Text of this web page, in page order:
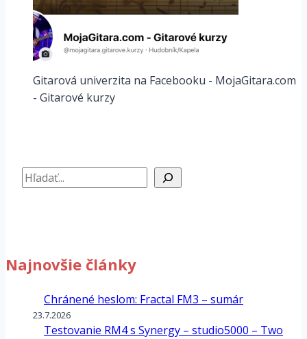
Gitarová univerzita na Facebooku - MojaGitara.com
- Gitarové kurzy
Hľadať
Najnovšie články
Chránené heslom: Fractal FM3 – sumár
23.7.2026
Testovanie RM4 s Synergy – studio5000 – Two